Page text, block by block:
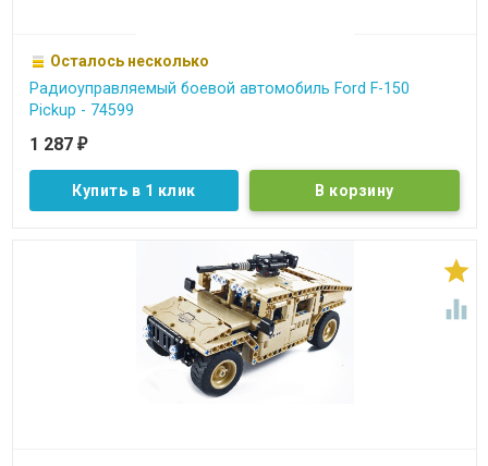
Осталось несколько
Радиоуправляемый боевой автомобиль Ford F-150
Pickup - 74599
1 287 ₽
Купить в 1 клик

